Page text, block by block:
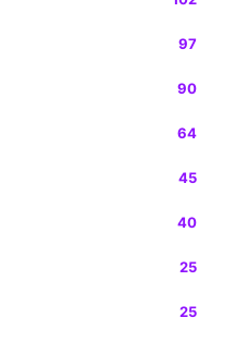
97
90
64
45
40
25
25